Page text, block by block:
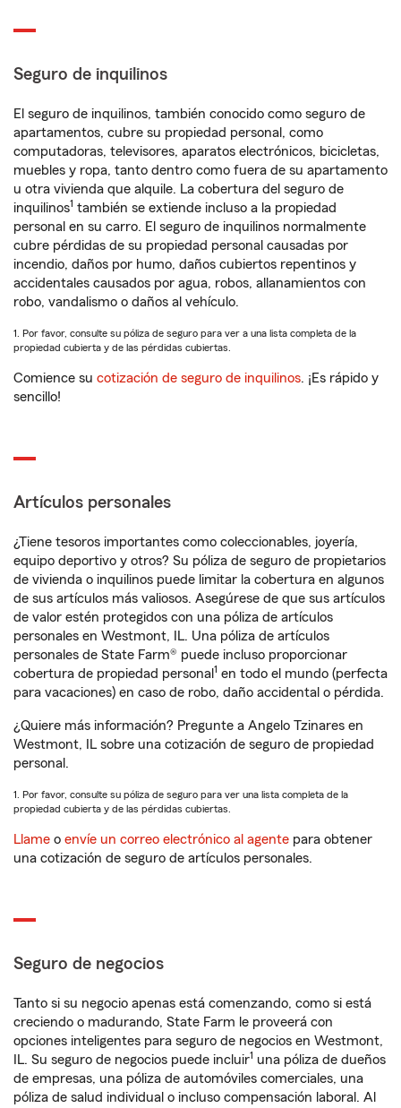
Seguro de inquilinos
El seguro de inquilinos, también conocido como seguro de
apartamentos, cubre su propiedad personal, como
computadoras, televisores, aparatos electrónicos, bicicletas,
muebles y ropa, tanto dentro como fuera de su apartamento
u otra vivienda que alquile. La cobertura del seguro de
inquilinos1 también se extiende incluso a la propiedad
personal en su carro. El seguro de inquilinos normalmente
cubre pérdidas de su propiedad personal causadas por
incendio, daños por humo, daños cubiertos repentinos y
accidentales causados por agua, robos, allanamientos con
robo, vandalismo o daños al vehículo.
1. Por favor, consulte su póliza de seguro para ver a una lista completa de la
propiedad cubierta y de las pérdidas cubiertas.
Comience su cotización de seguro de inquilinos. ¡Es rápido y
sencillo!
Artículos personales
¿Tiene tesoros importantes como coleccionables, joyería,
equipo deportivo y otros? Su póliza de seguro de propietarios
de vivienda o inquilinos puede limitar la cobertura en algunos
de sus artículos más valiosos. Asegúrese de que sus artículos
de valor estén protegidos con una póliza de artículos
personales en Westmont, IL. Una póliza de artículos
personales de State Farm® puede incluso proporcionar
cobertura de propiedad personal 1 en todo el mundo (perfecta
para vacaciones) en caso de robo, daño accidental o pérdida.
¿Quiere más información? Pregunte a Angelo Tzinares en
Westmont, IL sobre una cotización de seguro de propiedad
personal.
1. Por favor, consulte su póliza de seguro para ver una lista completa de la
propiedad cubierta y de las pérdidas cubiertas.
Llame o envíe un correo electrónico al agente para obtener
una cotización de seguro de artículos personales.
Seguro de negocios
Tanto si su negocio apenas está comenzando, como si está
creciendo o madurando, State Farm le proveerá con
opciones inteligentes para seguro de negocios en Westmont,
IL. Su seguro de negocios puede incluir1 una póliza de dueños
de empresas, una póliza de automóviles comerciales, una
póliza de salud individual o incluso compensación laboral. Al